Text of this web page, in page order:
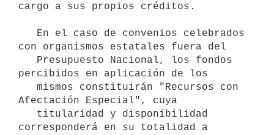
cargo a sus propios créditos.
con organismos estatales fuera del
percibidos en aplicación de los
Afectación Especial", cuya
corresponderá en su totalidad a